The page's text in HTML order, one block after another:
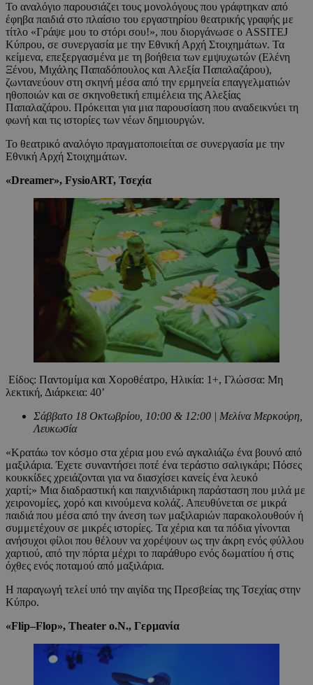
Το αναλόγιο παρουσιάζει τους μονολόγους που γράφτηκαν από
έφηβα παιδιά στο πλαίσιο του εργαστηρίου θεατρικής γραφής με
τίτλο «Γράψε μου το στόρι σου!», που διοργάνωσε ο ASSITEJ
Κύπρου, σε συνεργασία με την Εθνική Αρχή Στοιχημάτων. Τα
κείμενα, επεξεργασμένα με τη βοήθεια των εμψυχωτών (Ελένη
Ξένου, Μιχάλης Παπαδόπουλος και Αλεξία Παπαλαζάρου),
ζωντανεύουν στη σκηνή μέσα από την ερμηνεία επαγγελματιών
ηθοποιών και σε σκηνοθετική επιμέλεια της Αλεξίας
Παπαλαζάρου. Πρόκειται για μια παρουσίαση που αναδεικνύει τη
φωνή και τις ιστορίες των νέων δημιουργών.
Το θεατρικό αναλόγιο πραγματοποιείται σε συνεργασία με την
Εθνική Αρχή Στοιχημάτων.
«Dreamer», FysioART, Τσεχία
Είδος: Παντομίμα και Χοροθέατρο, Ηλικία: 1+, Γλώσσα: Μη
λεκτική, Διάρκεια: 40’
Σάββατο 18 Οκτωβρίου, 10:00 & 12:00 | Μελίνα Μερκούρη,
Λευκωσία
«Κρατάω τον κόσμο στα χέρια μου ενώ αγκαλιάζω ένα βουνό από
μαξιλάρια. Έχετε συναντήσει ποτέ ένα τεράστιο σαλιγκάρι; Πόσες
κουκκίδες χρειάζονται για να διασχίσει κανείς ένα λευκό
χαρτί;» Μια διαδραστική και παιχνιδιάρικη παράσταση που μιλά με
χειρονομίες, χορό και κινούμενα κολάζ. Απευθύνεται σε μικρά
παιδιά που μέσα από την άνεση των μαξιλαριών παρακολουθούν ή
συμμετέχουν σε μικρές ιστορίες. Τα χέρια και τα πόδια γίνονται
ανήσυχοι φίλοι που θέλουν να χορέψουν ως την άκρη ενός φύλλου
χαρτιού, από την πόρτα μέχρι το παράθυρο ενός δωματίου ή στις
όχθες ενός ποταμού από μαξιλάρια.
Η παραγωγή τελεί υπό την αιγίδα της Πρεσβείας της Τσεχίας στην
Κύπρο.
«Flip–Flop», Theater o.N., Γερμανία